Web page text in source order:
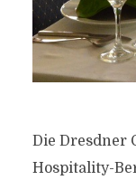
Die Dresdner
Hospitality-